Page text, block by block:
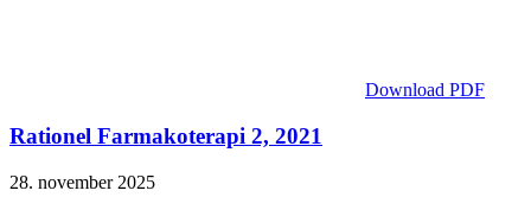
Download PDF
Rationel Farmakoterapi 2, 2021
28. november 2025